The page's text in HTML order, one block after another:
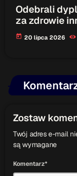
Odebrali
za zdrowie
today 20 lipca 2026
Zostaw
Twój adres e-mail
są wymagane
Komentarz*